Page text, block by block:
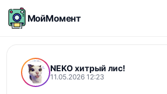
МойМомент
NEKO хитрый лис!
11.05.2026 12:23